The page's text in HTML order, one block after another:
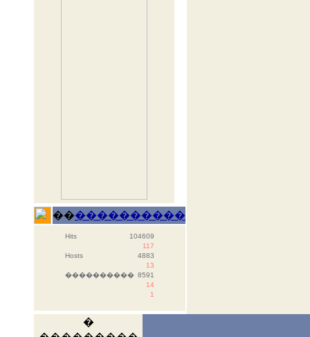
������������
Hits
104609
117
Hosts
4883
13
���������� 8591
14
1
�